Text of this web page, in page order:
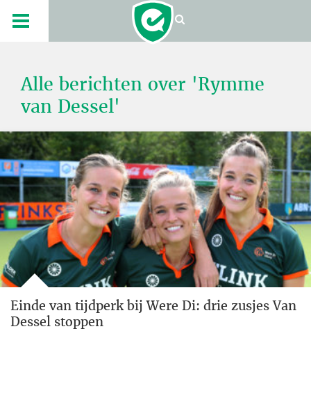
Alle berichten over 'Rymme
van Dessel'
Einde van tijdperk bij Were Di: drie zusjes Van
Dessel stoppen